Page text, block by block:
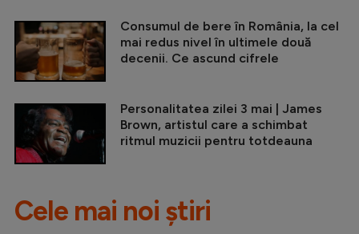
Consumul de bere în România, la cel
mai redus nivel în ultimele două
decenii. Ce ascund cifrele
Personalitatea zilei 3 mai | James
Brown, artistul care a schimbat
ritmul muzicii pentru totdeauna
Cele mai noi știri